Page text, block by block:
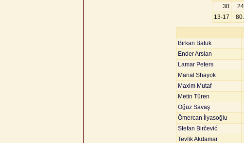
30
13-17
Birkan Batuk
Ender Arslan
Lamar Peters
Marial Shayok
Maxim Mutaf
Metin Türen
Oğuz Savaş
Ömercan İlyasoğlu
Stefan Birčević
Tevfik Akdamar